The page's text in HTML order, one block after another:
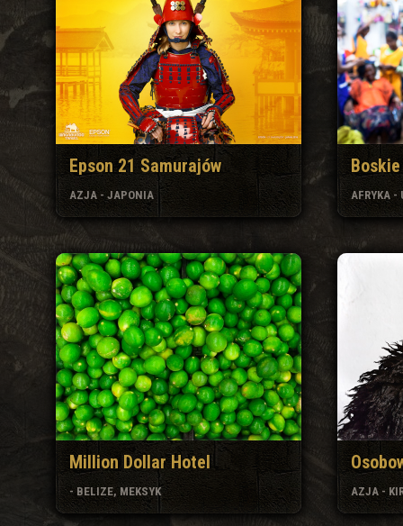
Epson 21 Samurajów
AZJA - JAPONIA AFRYKA -
Million Dollar Hotel
- BELIZE, MEKSYK AZJA -